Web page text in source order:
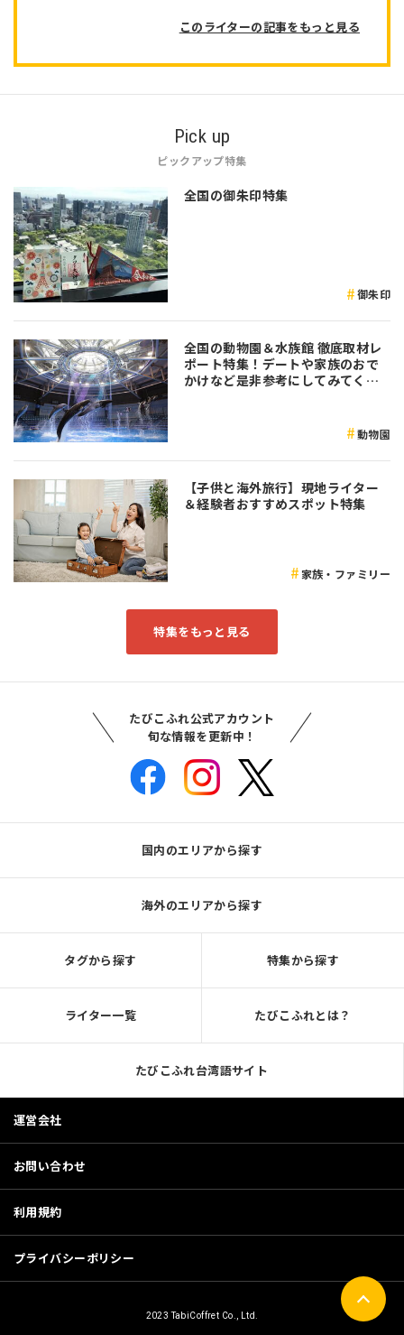
このライターの記事をもっと見る
Pick up
ピックアップ特集
全国の御朱印特集
御朱印
全国の動物園＆水族館 徹底取材レ
ポート特集！デートや家族のおで
かけなど是非参考にしてみてくだ
動物園
【子供と海外旅行】現地ライター
＆経験者おすすめスポット特集
家族・ファミリー
特集をもっと見る
たびこふれ公式アカウント
旬な情報を更新中！
国内のエリアから探す
海外のエリアから探す
タグから探す 特集から探す
ライター一覧 たびこふれとは？
たびこふれ台湾語サイト
運営会社
お問い合わせ
利用規約
プライバシーポリシー
2023 TabiCoffret Co., Ltd.